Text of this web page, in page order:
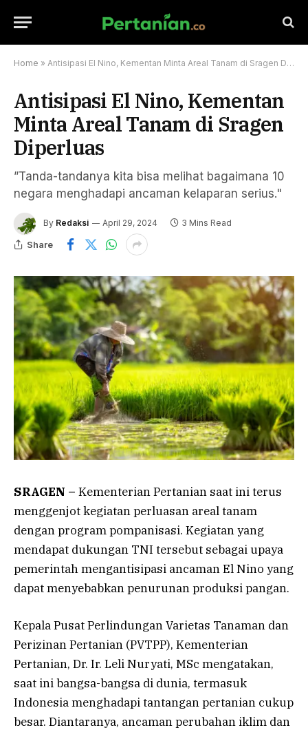
Home » Antisipasi El Nino, Kementan Minta Areal Tanam di Sragen Diperluas
Antisipasi El Nino, Kementan
Minta Areal Tanam di Sragen
Diperluas
”Tanda-tandanya kita bisa melihat bagaimana 10
negara menghadapi ancaman kelaparan serius."
By Redaksi April 29, 2024 3 Mins Read
Share
SRAGEN – Kementerian Pertanian saat ini terus
menggenjot kegiatan perluasan areal tanam
dengan program pompanisasi. Kegiatan yang
mendapat dukungan TNI tersebut sebagai upaya
pemerintah mengantisipasi ancaman El Nino yang
dapat menyebabkan penurunan produksi pangan.
Kepala Pusat Perlindungan Varietas Tanaman dan
Perizinan Pertanian (PVTPP), Kementerian
Pertanian, Dr. Ir. Leli Nuryati, MSc mengatakan,
saat ini bangsa-bangsa di dunia, termasuk
Indonesia menghadapi tantangan pertanian cukup
besar. Diantaranya, ancaman perubahan iklim dan